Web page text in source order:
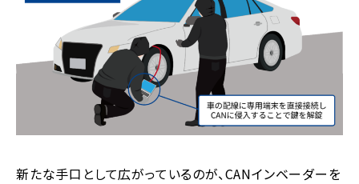
新たな手口として広がっているのが、CANインベーダーを